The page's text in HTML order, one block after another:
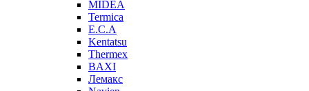
MIDEA
Termica
E.C.A
Kentatsu
Thermex
BAXI
Лемакс